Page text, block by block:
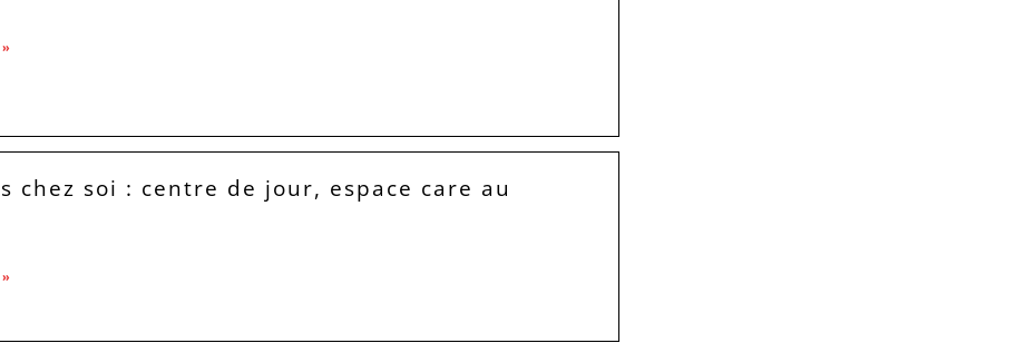
chez soi : centre de jour, espace care au